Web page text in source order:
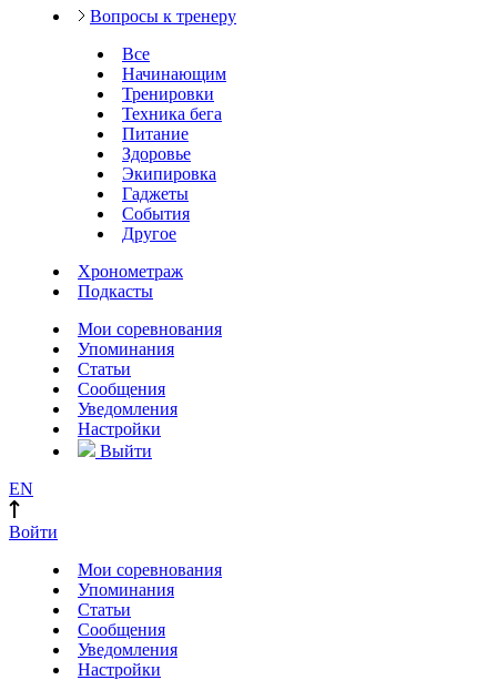
Вопросы к тренеру
Все
Начинающим
Тренировки
Техника бега
Питание
Здоровье
Экипировка
Гаджеты
События
Другое
Хронометраж
Подкасты
Мои соревнования
Упоминания
Статьи
Сообщения
Уведомления
Настройки
Выйти
EN
Войти
Мои соревнования
Упоминания
Статьи
Сообщения
Уведомления
Настройки